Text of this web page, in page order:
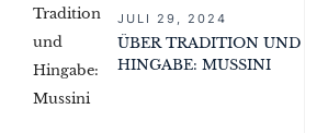
JULI 29, 2024
ÜBER TRADITION UND
HINGABE: MUSSINI